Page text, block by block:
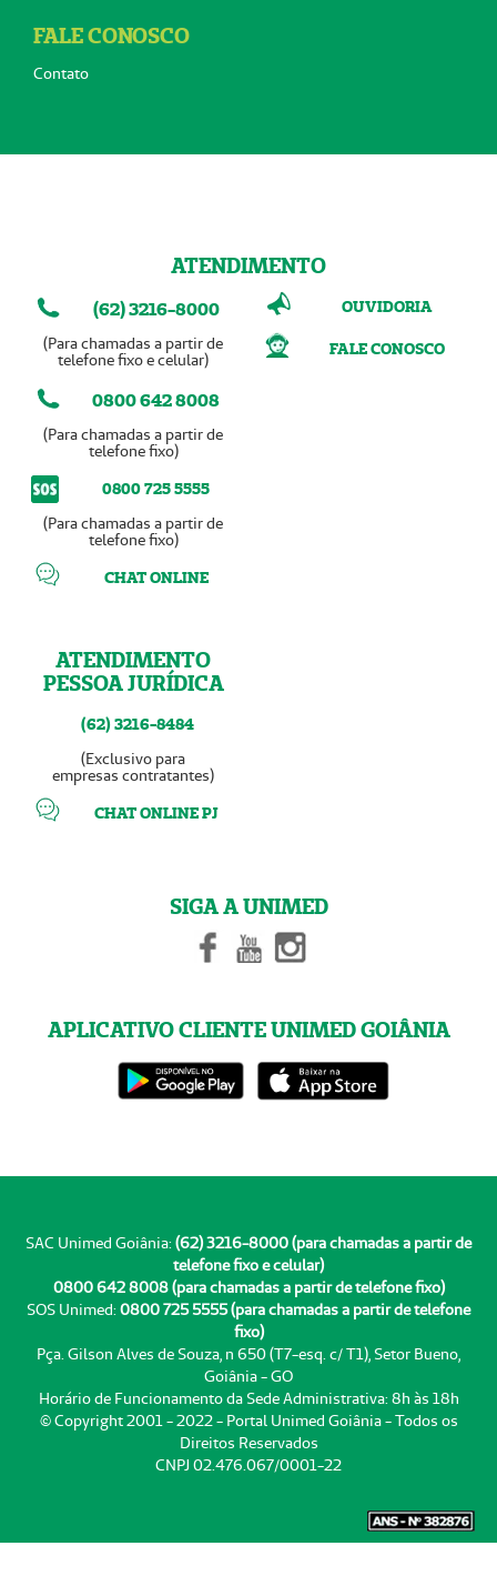
FALE CONOSCO
Contato
ATENDIMENTO
(62) 3216-8000
(Para chamadas a partir de
telefone fixo e celular)
0800 642 8008
(Para chamadas a partir de
telefone fixo)
0800 725 5555
(Para chamadas a partir de
telefone fixo)
CHAT ONLINE
ATENDIMENTO
PESSOA JURÍDICA
(62) 3216-8484
(Exclusivo para
empresas contratantes)
CHAT ONLINE PJ
OUVIDORIA
FALE CONOSCO
SIGA A UNIMED
APLICATIVO CLIENTE UNIMED GOIÂNIA
SAC Unimed Goiânia: (62) 3216-8000 (para chamadas a partir de
telefone fixo e celular)
0800 642 8008 (para chamadas a partir de telefone fixo)
SOS Unimed: 0800 725 5555 (para chamadas a partir de telefone
fixo)
Pça. Gilson Alves de Souza, n 650 (T7-esq. c/ T1), Setor Bueno,
Goiânia - GO
Horário de Funcionamento da Sede Administrativa: 8h às 18h
© Copyright 2001 - 2022 - Portal Unimed Goiânia - Todos os
Direitos Reservados
CNPJ 02.476.067/0001-22